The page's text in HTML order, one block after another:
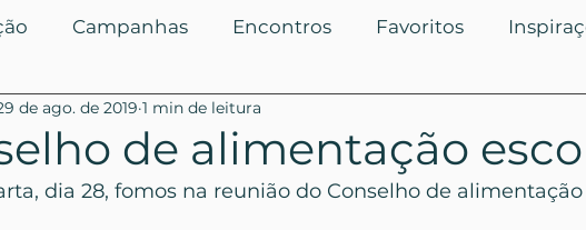
Campanhas Encontros Favoritos
Políticas Públicas Você Sabia?
de alimentação
de ago. de 2019 1 min de leitura
dia 28, fomos na reunião do Conselho de alimentação